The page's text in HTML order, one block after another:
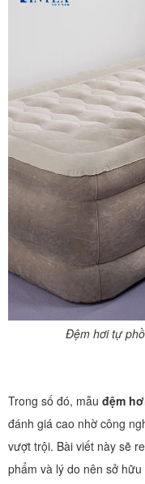
Đệm hơi tự
Trong số đó, mẫu đệm
đánh giá cao nhờ công
vượt trội. Bài viết này sẽ
phẩm và lý do nên sở hữu